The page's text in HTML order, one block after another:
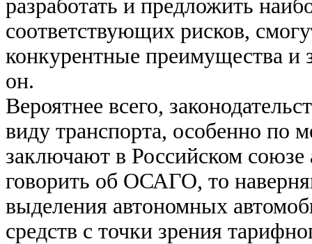
разработать и предложить
соответствующих рисков,
конкурентные преимущества и
он.
Вероятнее всего,
виду транспорта, особенно по
заключают в Российском
говорить об ОСАГО, то
выделения автономных
средств с точки зрения